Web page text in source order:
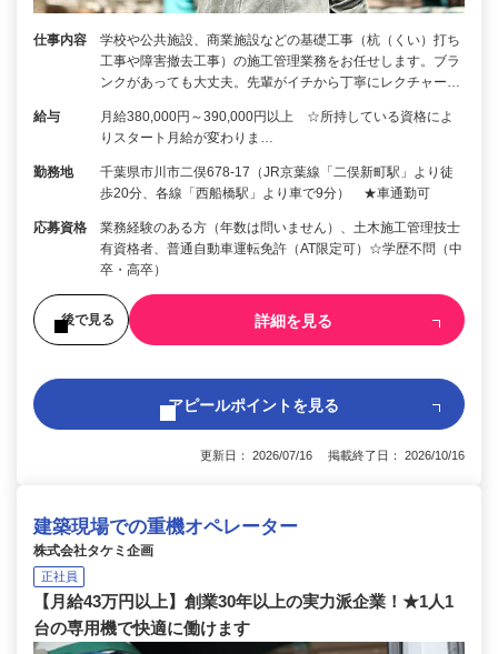
仕事内容
学校や公共施設、商業施設などの基礎工事（杭（くい）打ち
工事や障害撤去工事）の施工管理業務をお任せします。ブラ
ンクがあっても大丈夫。先輩がイチから丁寧にレクチャー…
給与
月給380,000円～390,000円以上 ☆所持している資格によ
りスタート月給が変わりま…
勤務地
千葉県市川市二俣678-17（JR京葉線「二俣新町駅」より徒
歩20分、各線「西船橋駅」より車で9分） ★車通勤可
応募資格
業務経験のある方（年数は問いません）、土木施工管理技士
有資格者、普通自動車運転免許（AT限定可）☆学歴不問（中
卒・高卒）
後で見る 詳細を見る
アピールポイントを見る
更新日： 2026/07/16 掲載終了日： 2026/10/16
建築現場での重機オペレーター
株式会社タケミ企画
正社員
【月給43万円以上】創業30年以上の実力派企業！★1人1
台の専用機で快適に働けます